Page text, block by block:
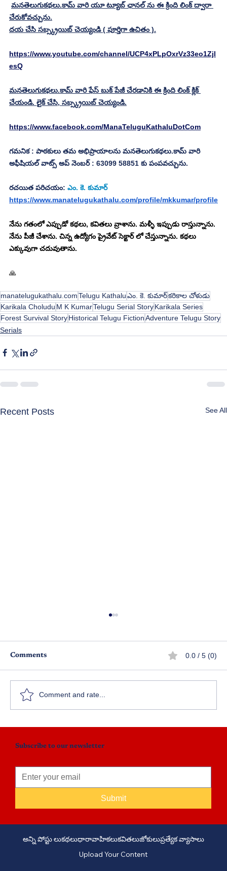
మనతెలుగుకథలు.కామ్ వారి యూ ట్యూబ్ ఛానల్ ను ఈ క్రింది లింక్ ద్వారా
చేరుకోవచ్చును.
దయ చేసి సబ్స్క్రయిబ్ చెయ్యండి ( పూర్తిగా ఉచితం ).
https://www.youtube.com/channel/UCP4xPLpOxrVz33eo1Zjl
esQ
మనతెలుగుకథలు.కామ్ వారి ఫేస్ బుక్ పేజీ చేరడానికి ఈ క్రింది లింక్ క్లిక్
చేయండి. లైక్ చేసి, సబ్స్క్రయిబ్ చెయ్యండి.
https://www.facebook.com/ManaTeluguKathaluDotCom
గమనిక : పాఠకులు తమ అభిప్రాయాలను మనతెలుగుకథలు.కామ్ వారి
అఫీషియల్ వాట్స్ అప్ నెంబర్ : 63099 58851 కు పంపవచ్చును.
రచయిత పరిచయం: ఎం. కె. కుమార్
https://www.manatelugukathalu.com/profile/mkkumar/profile
నేను గతంలో ఎప్పుడో కథలు, కవితలు వ్రాశాను. మళ్ళీ ఇప్పుడు రాస్తున్నాను.
నేను పీజీ చేశాను. చిన్న ఉద్యోగం ప్రైవేట్ సెక్టార్ లో చేస్తున్నాను. కథలు
ఎక్కువుగా చదువుతాను.
🙏
manatelugukathalu.comTelugu Kathaluఎం. కె. కుమార్కరికాల చోళుడు
Karikala Choludu M K KumarTelugu Serial StoryKarikala Series
Forest Survival StoryHistorical Telugu FictionAdventure Telugu Story
Serials
Recent Posts See All
వ్యాపార ప్రపంచం – పార్ట్ 1
Comments 0.0 / 5 (0)
Comment and rate...
Subscribe to our newsletter
Submit
అన్ని పోస్టు లుకథలుధారావాహికలుకవితలుజోకులుప్రత్యేక వ్యాసాలు
Upload Your Content